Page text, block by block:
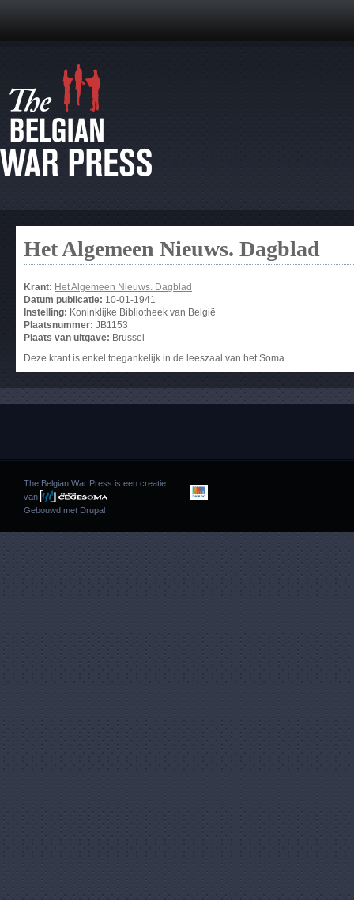
Het Algemeen Nieuws. Dagblad
Krant: Het Algemeen Nieuws. Dagblad
Datum publicatie: 10-01-1941
Instelling: Koninklijke Bibliotheek van België
Plaatsnummer: JB1153
Plaats van uitgave: Brussel
Deze krant is enkel toegankelijk in de leeszaal van het Soma.
The Belgian War Press is een creatie
van
Gebouwd met Drupal